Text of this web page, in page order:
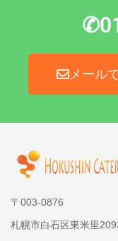
メール
〒003-0876
札幌市白石区東米里